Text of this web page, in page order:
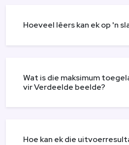
Hoeveel lêers kan ek op 'n
Wat is die maksimum
vir Verdeelde beelde?
Hoe kan ek die